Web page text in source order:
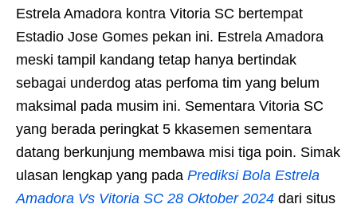
Estrela Amadora kontra Vitoria SC bertempat
Estadio Jose Gomes pekan ini. Estrela Amadora
meski tampil kandang tetap hanya bertindak
sebagai underdog atas perfoma tim yang belum
maksimal pada musim ini. Sementara Vitoria SC
yang berada peringkat 5 kkasemen sementara
datang berkunjung membawa misi tiga poin. Simak
ulasan lengkap yang pada Prediksi Bola Estrela
Amadora Vs Vitoria SC 28 Oktober 2024 dari situs